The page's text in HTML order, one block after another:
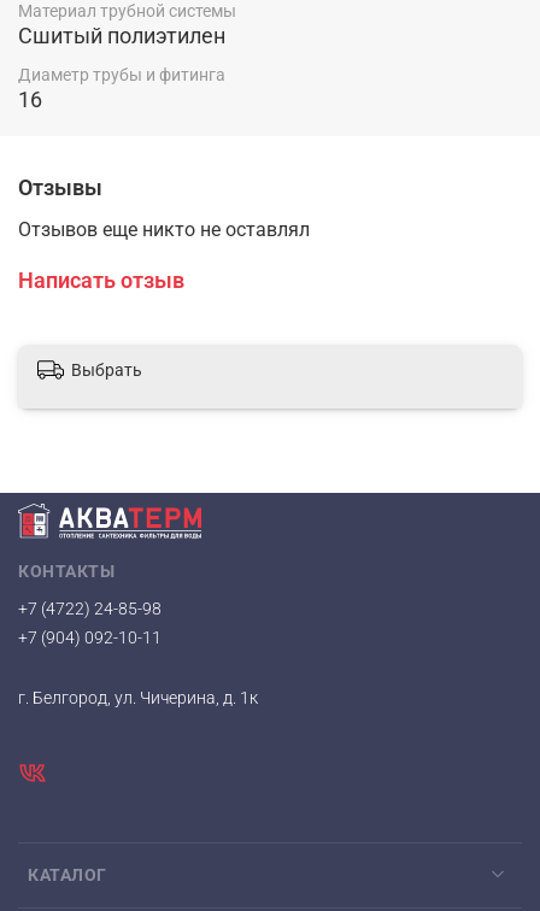
Материал трубной системы
Сшитый полиэтилен
Диаметр трубы и фитинга
16
Отзывы
Отзывов еще никто не оставлял
Написать отзыв
Выбрать
КАТАЛОГ
КОНТАКТЫ
+7 (4722) 24-85-98
+7 (904) 092-10-11
г. Белгород, ул. Чичерина, д. 1к